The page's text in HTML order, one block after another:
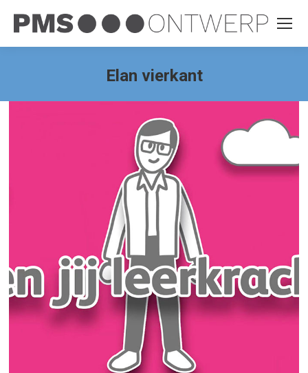
Elan vierkant